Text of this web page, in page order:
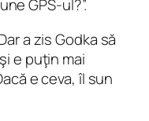
GPS-ul?”.
a zis Godka să
e puţin mai
e ceva, îl sun